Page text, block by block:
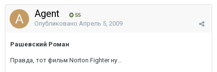
Agent 55
Опубликовано Апрель 5, 2009
Рашевский Роман
Правда, тот фильм Norton Fighter ну...